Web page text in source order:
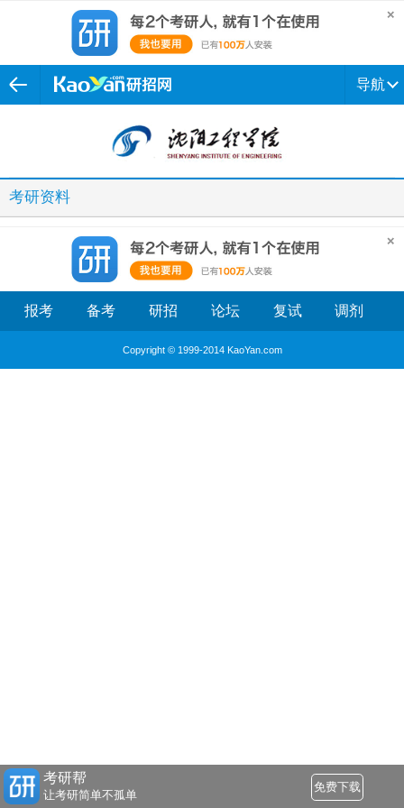
导航
考研资料
报考 备考 研招 论坛 复试 调剂
Copyright © 1999-2014 KaoYan.com
考研帮
让考研简单不孤单
免费下载